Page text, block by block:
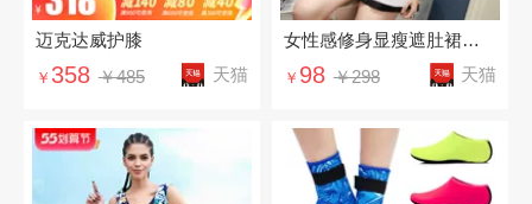
迈克达威护膝
￥ 358 ￥485 天猫
女性感修身显瘦遮肚裙式连体温泉泳装
￥ 98 ￥298 天猫